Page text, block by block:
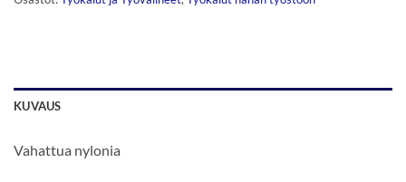
KUVAUS
Vahattua nylonia